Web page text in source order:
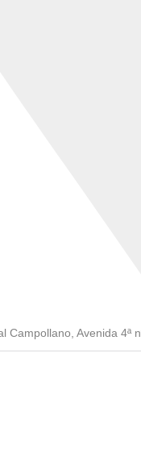
Campollano, Avenida 4ª